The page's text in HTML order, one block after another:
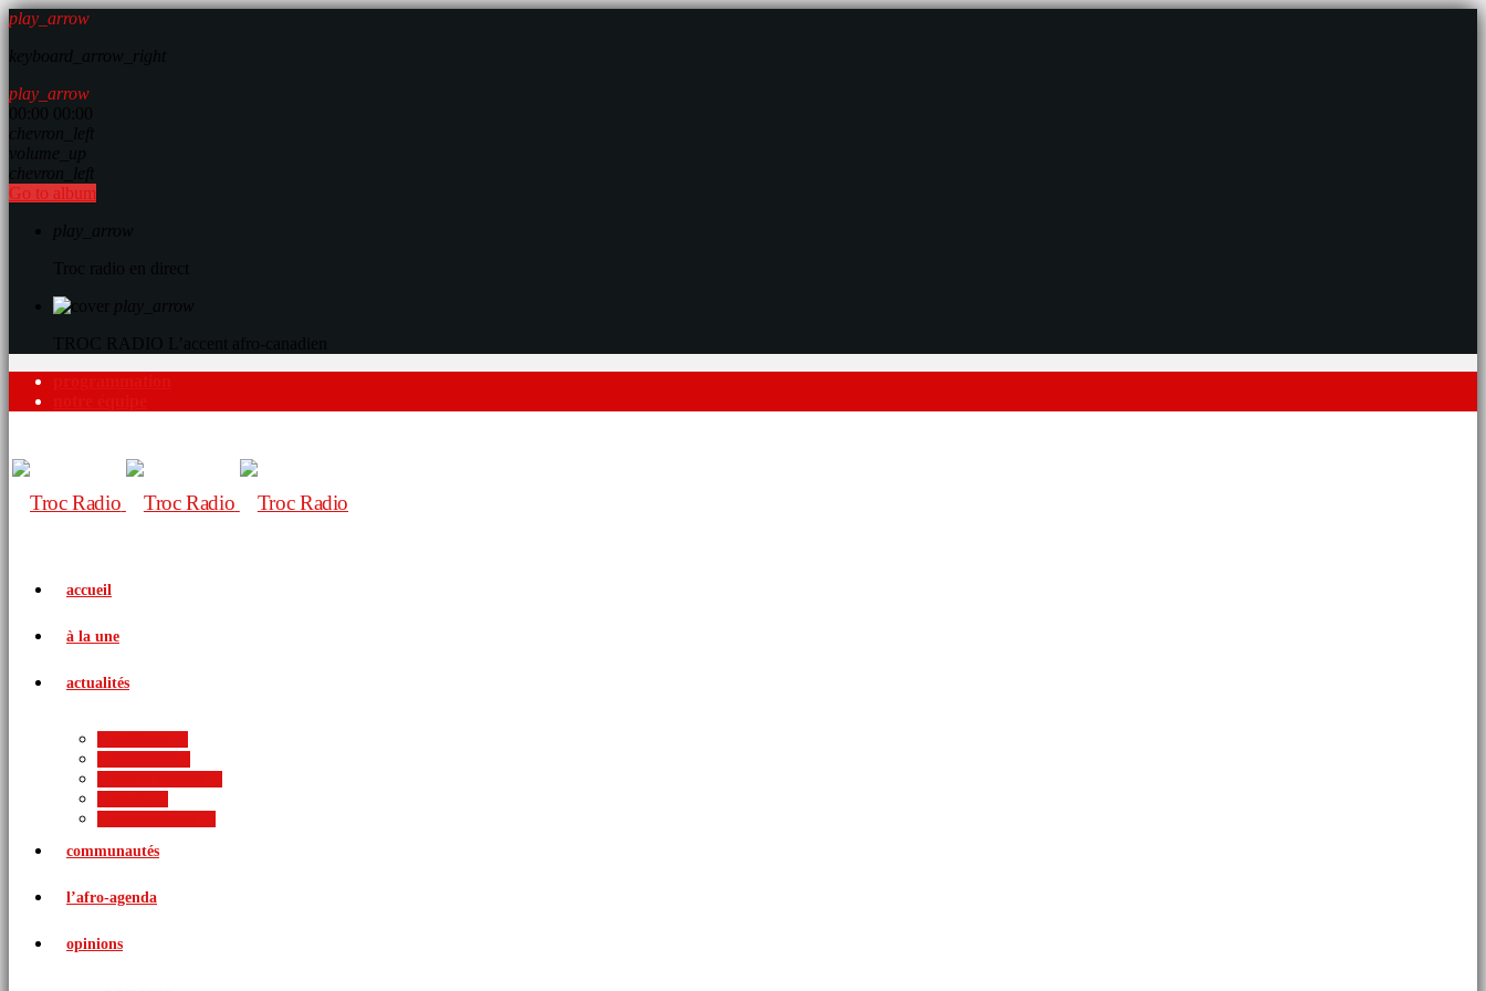
play_arrow
play_arrow
Go to album
accueil
à la une
actualités
communautés
l’afro-agenda
opinions